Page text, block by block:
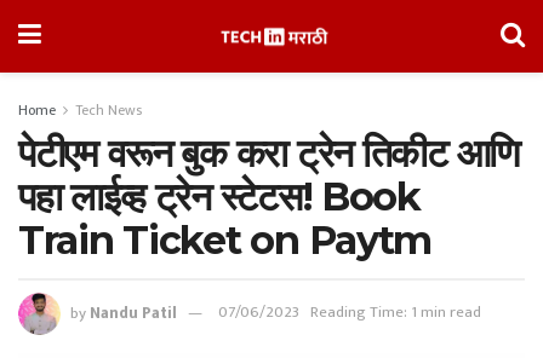
Home Tech News
पेटीएम वरून बुक करा ट्रेन तिकीट आणि
पहा लाईव्ह ट्रेन स्टेटस! Book
Train Ticket on Paytm
byNandu Patil 07/06/2023 Reading Time: 1 min read